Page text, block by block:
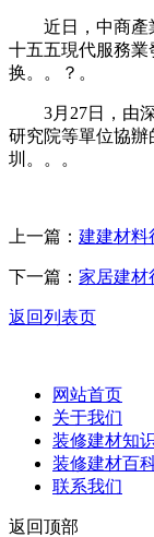
近日，中商產業
十五五現代服務
换。。？。
3月27日，由深
研究院等單位協
圳。。。
上一篇： 建建材料
下一篇： 家居建材
返回列表页
网站首页
关于我们
装修建材知
装修建材百
联系我们
返回顶部